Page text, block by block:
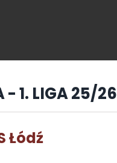
- 1. LIGA 25/26
Łódź